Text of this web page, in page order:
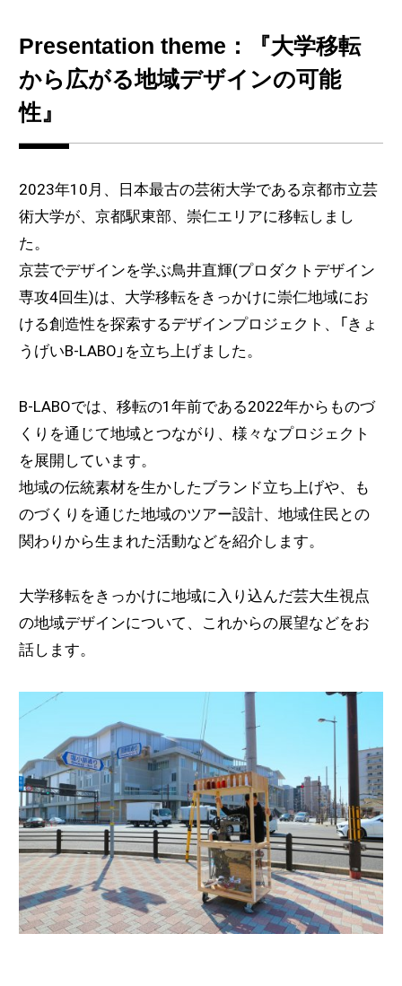
Presentation theme：『大学移転
から広がる地域デザインの可能
性』
2023年10月、日本最古の芸術大学である京都市立芸
術大学が、京都駅東部、崇仁エリアに移転しまし
た。
京芸でデザインを学ぶ鳥井直輝(プロダクトデザイン
専攻4回生)は、大学移転をきっかけに崇仁地域にお
ける創造性を探索するデザインプロジェクト、「きょ
うげいB-LABO」を立ち上げました。
B-LABOでは、移転の1年前である2022年からものづ
くりを通じて地域とつながり、様々なプロジェクト
を展開しています。
地域の伝統素材を生かしたブランド立ち上げや、も
のづくりを通じた地域のツアー設計、地域住民との
関わりから生まれた活動などを紹介します。
大学移転をきっかけに地域に入り込んだ芸大生視点
の地域デザインについて、これからの展望などをお
話します。